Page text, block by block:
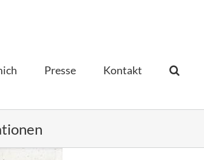
Presse Kontakt­